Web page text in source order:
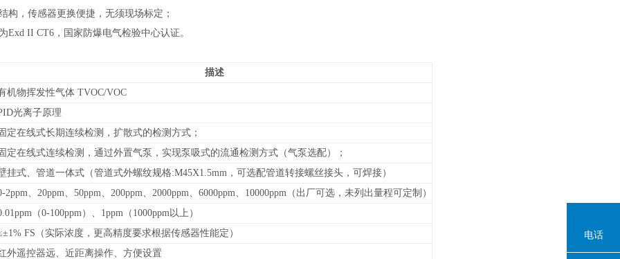
构，传感器更换便捷，无须现场标定；
Exd II CT6，国家防爆电气检验中心认证。
描述
机物挥发性气体 TVOC/VOC
光离子原理
定在线式长期连续检测，扩散式的检测方式；
定在线式连续检测，通过外置气泵，实现泵吸式的流通检测方式（气泵选配）；
挂式、管道一体式（管道式外螺纹规格:M45X1.5mm，可选配管道转接螺丝接头，可焊接）
2ppm、20ppm、50ppm、200ppm、2000ppm、6000ppm、10000ppm （ 出厂可选，未列出量程可定制）
（0-100ppm）、1ppm（1000ppm以上）
FS（实际浓度，更高精度要求根据传感器性能定）
外遥控器远、近距离操作、方便设置
电话